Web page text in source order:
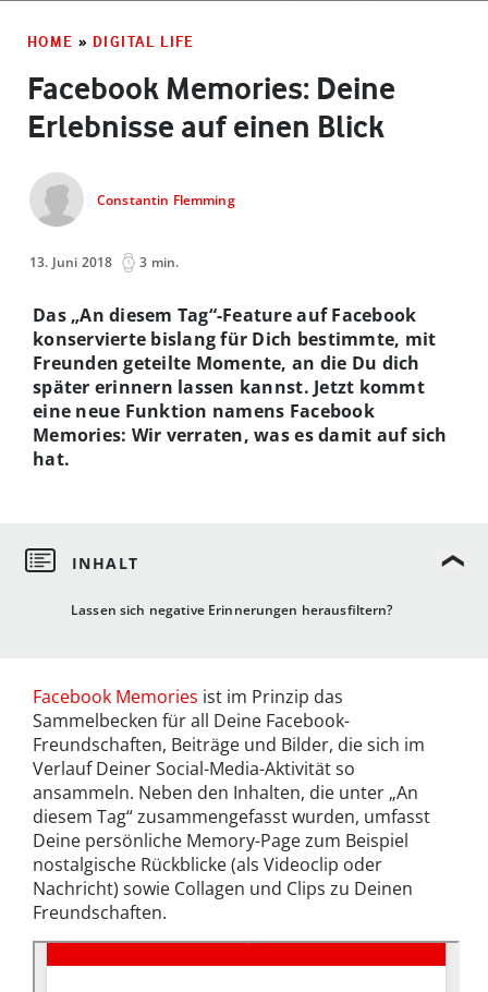
HOME » DIGITAL LIFE
Facebook Memories: Deine
Erlebnisse auf einen Blick
Constantin Flemming
13. Juni 2018 3 min.
Lassen sich negative Erinnerungen herausfiltern?
Das „An diesem Tag“-Feature auf Facebook
konservierte bislang für Dich bestimmte, mit
Freunden geteilte Momente, an die Du dich
später erinnern lassen kannst. Jetzt kommt
eine neue Funktion namens Facebook
Memories: Wir verraten, was es damit auf sich
hat.
Facebook Memories ist im Prinzip das
Sammelbecken für all Deine Facebook-
Freundschaften, Beiträge und Bilder, die sich im
Verlauf Deiner Social-Media-Aktivität so
ansammeln. Neben den Inhalten, die unter „An
diesem Tag“ zusammengefasst wurden, umfasst
Deine persönliche Memory-Page zum Beispiel
nostalgische Rückblicke (als Videoclip oder
Nachricht) sowie Collagen und Clips zu Deinen
Freundschaften.